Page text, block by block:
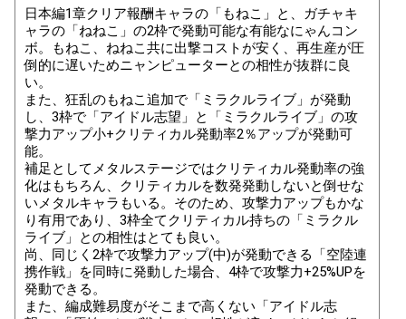
日本編1章クリア報酬キャラの「もねこ」と、ガチャキ
ャラの「ねねこ」の2枠で発動可能な有能なにゃんコン
ボ。もねこ、ねねこ共に出撃コストが安く、再生産が圧
倒的に遅いためニャンピューターとの相性が抜群に良
い。
また、狂乱のもねこ追加で「ミラクルライブ」が発動
し、3枠で「アイドル志望」と「ミラクルライブ」の攻
撃力アップ小+クリティカル発動率2％アップが発動可
能。
補足としてメタルステージではクリティカル発動率の強
化はもちろん、クリティカルを数発発動しないと倒せな
いメタルキャラもいる。そのため、攻撃力アップもかな
り有用であり、3枠全てクリティカル持ちの「ミラクル
ライブ」との相性はとても良い。
尚、同じく2枠で攻撃力アップ(中)が発動できる「空陸連
携作戦」を同時に発動した場合、4枠で攻撃力+25%UPを
発動できる。
また、編成難易度がそこまで高くない「アイドル志